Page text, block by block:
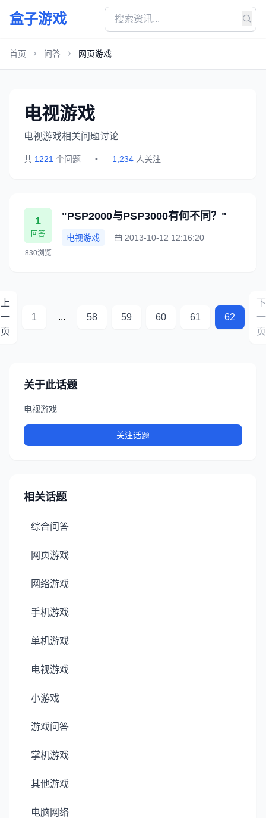
盒子游戏
首页 问答 网页游戏
电视游戏
电视游戏相关问题讨论
共 1221 个问题 • 1,234 人关注
1
回答
830浏览
"PSP2000与PSP3000有何不同？"
电视游戏 2013-10-12 12:16:20
上
一
页
1 ... 58 59 60 61 62
下
一
页
关于此话题
电视游戏
关注话题
相关话题
综合问答
网页游戏
网络游戏
手机游戏
单机游戏
电视游戏
小游戏
游戏问答
掌机游戏
其他游戏
电脑网络